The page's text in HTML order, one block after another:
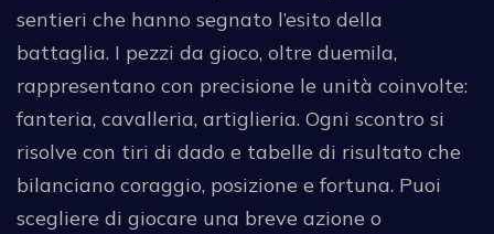
sentieri che hanno segnato l’esito della
battaglia. I pezzi da gioco, oltre duemila,
rappresentano con precisione le unità coinvolte:
fanteria, cavalleria, artiglieria. Ogni scontro si
risolve con tiri di dado e tabelle di risultato che
bilanciano coraggio, posizione e fortuna. Puoi
scegliere di giocare una breve azione o